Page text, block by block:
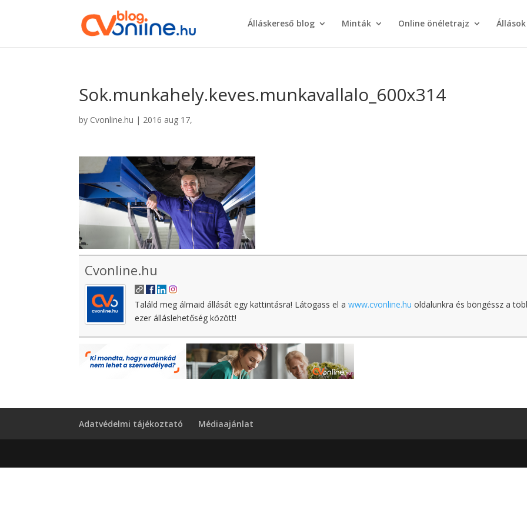
Álláskereső blog Minták Online önéletrajz Állások
Sok.munkahely.keves.munkavallalo_600x314
by Cvonline.hu | 2016 aug 17,
Cvonline.hu
Találd meg álmaid állását egy kattintásra! Látogass el awww.cvonline.hu oldalunkra és böngéssz a
ezer álláslehetőség között!
Adatvédelmi tájékoztató Médiaajánlat